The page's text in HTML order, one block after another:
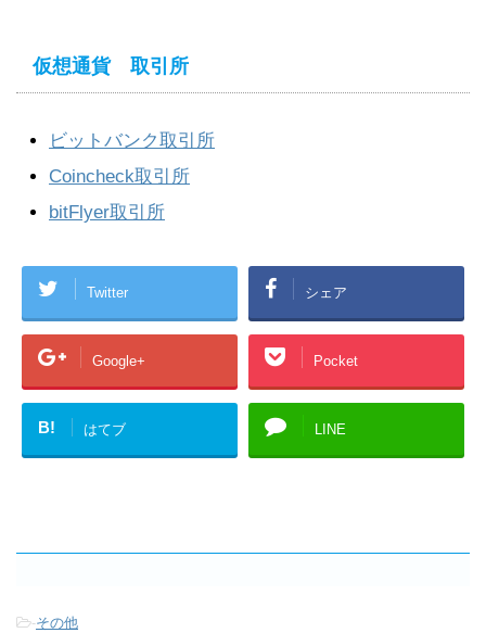
仮想通貨 取引所
ビットバンク取引所
Coincheck取引所
bitFlyer取引所
Twitter シェア
Google+ Pocket
B! はてブ LINE
-その他